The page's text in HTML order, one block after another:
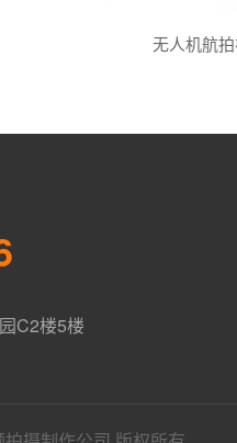
无人机航
C2楼5楼